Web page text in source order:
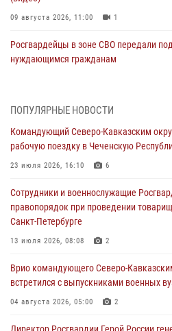
09 августа 2026, 11:00 1
Росгвардейцы в зоне СВО передали
нуждающимся гражданам
В Чеченской Республике пожарные
09 августа 2026, 08:00
В Центральных регионах России
09 августа 2026, 08:00
Лучшие футбольные команды Южного
определили на Кубани
В Кузбассе росгвардейцы помогли
мать
ПОПУЛЯРНЫЕ НОВОСТИ
Командующий Северо-Кавказским
рабочую поездку в Чеченскую
23 июля 2026, 16:10 6
Сотрудники и военнослужащие
правопорядок при проведении
Санкт-Петербурге
13 июля 2026, 08:08 2
Врио командующего Северо-
встретился с выпускниками военных
04 августа 2026, 05:00 2
Директор Росгвардии Герой России